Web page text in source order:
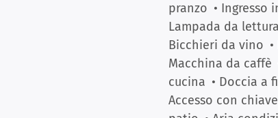
pranzo • Ingresso
Lampada da lettura
Bicchieri da vino
Macchina da caffè
cucina • Doccia a
Accesso con